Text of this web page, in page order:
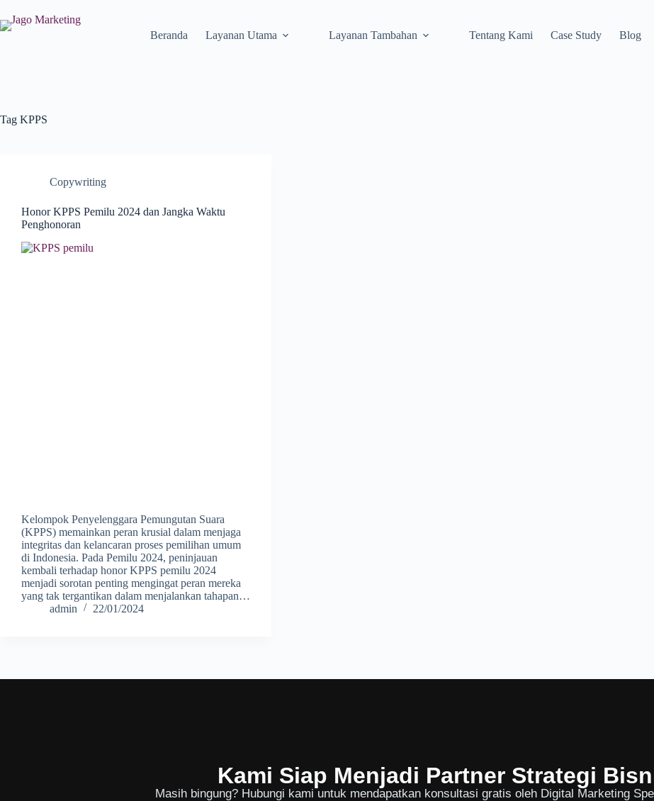
Beranda Layanan Utama Layanan Tambahan Tentang Kami Case Study Blog
Tag KPPS
Copywriting
Honor KPPS Pemilu 2024 dan Jangka Waktu
Penghonoran
Kelompok Penyelenggara Pemungutan Suara
(KPPS) memainkan peran krusial dalam menjaga
integritas dan kelancaran proses pemilihan umum
di Indonesia. Pada Pemilu 2024, peninjauan
kembali terhadap honor KPPS pemilu 2024
menjadi sorotan penting mengingat peran mereka
yang tak tergantikan dalam menjalankan tahapan…
admin
22/01/2024
Kami Siap Menjadi Partner Strategi
Masih bingung? Hubungi kami untuk mendapatkan konsultasi gratis oleh Digital Marketing